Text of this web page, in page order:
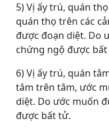
5) Vị ấy trú, quán
quán thọ trên các
được đoạn diệt. Do
chứng ngộ được
6) Vị ấy trú, quán
tâm trên tâm, ước
diệt. Do ước muốn
được bất tử.